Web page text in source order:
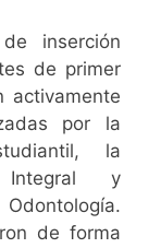
inserción
de primer
activamente
por la
la
Integral y
de forma